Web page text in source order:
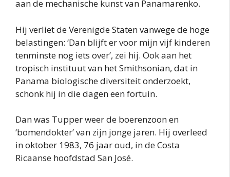
aan de mechanische kunst van Panamarenko.
Hij verliet de Verenigde Staten vanwege de hoge
belastingen: ‘Dan blijft er voor mijn vijf kinderen
tenminste nog iets over’, zei hij. Ook aan het
tropisch instituut van het Smithsonian, dat in
Panama biologische diversiteit onderzoekt,
schonk hij in die dagen een fortuin.
Dan was Tupper weer de boerenzoon en
‘bomendokter’ van zijn jonge jaren. Hij overleed
in oktober 1983, 76 jaar oud, in de Costa
Ricaanse hoofdstad San José.